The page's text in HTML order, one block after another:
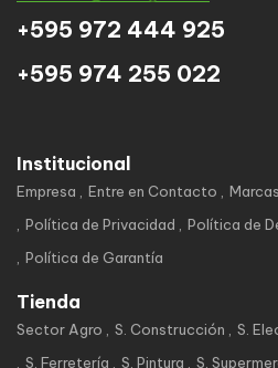
+595 972 444 925
+595 974 255 022
Institucional
Empresa Entre en Contacto Marcas
Política de Privacidad
Política de
Política de Garantía
Tienda
Sector Agro S. Construcción
S.
S. Ferretería
S. Pintura S.